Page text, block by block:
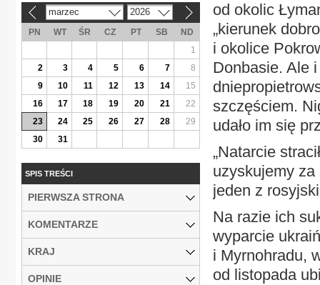
od okolic
„kierunek
i okolice
Donbasie. Ale
szczęściem.
udało im się
„Natarcie
uzyskujemy za
jeden z
Na razie ich
wyparcie
i Myrnohradu,
od listopada
marzec 2026
PN WT ŚR CZ PT SB
ND
1
2
3 4 5 6 7
8
9
10 11 12 13 14
15
16
17 18 19 20 21
22
23
24 25 26 27 28
29
30
31
SPIS TREŚCI
PIERWSZA STRONA
KOMENTARZE
KRAJ
OPINIE